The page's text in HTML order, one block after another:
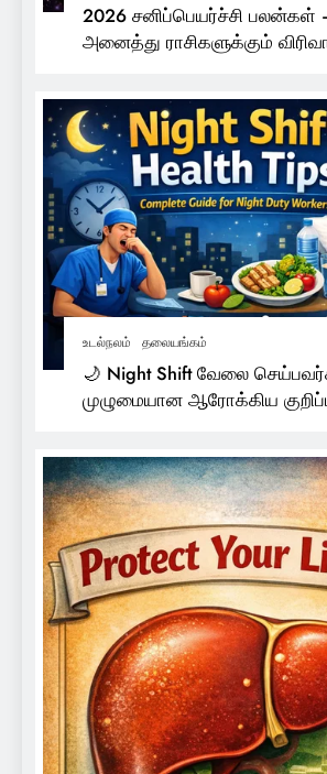
2026 சனிப்பெயர்ச்சி பலன்கள்
அனைத்து ராசிகளுக்கும்
உடல்நலம் தலையங்கம்
🌙 Night Shift வேலை
முழுமையான ஆரோக்கிய